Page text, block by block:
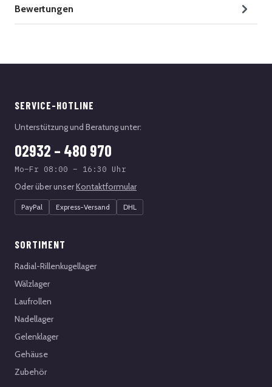
Bewertungen
SERVICE-HOTLINE
Unterstützung und Beratung unter:
02932 – 480 970
Mo–Fr 08:00 – 16:30 Uhr
Oder über unserKontaktformular
PayPal Express-Versand DHL
SORTIMENT
Radial-Rillenkugellager
Wälzlager
Laufrollen
Nadellager
Gelenklager
Gehäuse
Zubehör